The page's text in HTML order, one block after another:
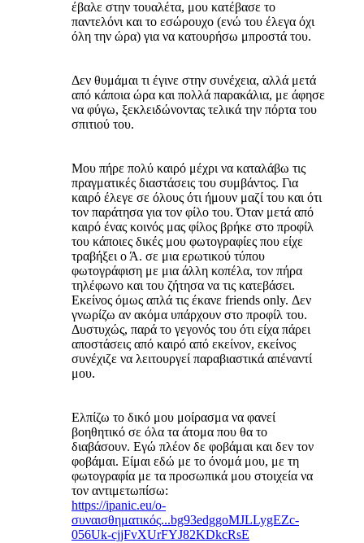
έβαλε στην τουαλέτα, μου κατέβασε το
παντελόνι και το εσώρουχο (ενώ του έλεγα όχι
όλη την ώρα) για να κατουρήσω μπροστά του.
Δεν θυμάμαι τι έγινε στην συνέχεια, αλλά μετά
από κάποια ώρα και πολλά παρακάλια, με άφησε
να φύγω, ξεκλειδώνοντας τελικά την πόρτα του
σπιτιού του.
Μου πήρε πολύ καιρό μέχρι να καταλάβω τις
πραγματικές διαστάσεις του συμβάντος. Για
καιρό έλεγε σε όλους ότι ήμουν μαζί του και ότι
τον παράτησα για τον φίλο του. Όταν μετά από
καιρό ένας κοινός μας φίλος βρήκε στο προφίλ
του κάποιες δικές μου φωτογραφίες που είχε
τραβήξει ο Ά. σε μια ερωτικού τύπου
φωτογράφιση με μια άλλη κοπέλα, τον πήρα
τηλέφωνο και του ζήτησα να τις κατεβάσει.
Εκείνος όμως απλά τις έκανε friends only. Δεν
γνωρίζω αν ακόμα υπάρχουν στο προφίλ του.
Δυστυχώς, παρά το γεγονός του ότι είχα πάρει
αποστάσεις από καιρό από εκείνον, εκείνος
συνέχιζε να λειτουργεί παραβιαστικά απέναντί
μου.
Ελπίζω το δικό μου μοίρασμα να φανεί
βοηθητικό σε όλα τα άτομα που θα το
διαβάσουν. Εγώ πλέον δε φοβάμαι και δεν τον
φοβάμαι. Είμαι εδώ με το όνομά μου, με τη
φωτογραφία με τα προσωπικά μου στοιχεία να
τον αντιμετωπίσω:
https://ipanic.eu/ο-
συναισθηματικός...bg93edggoMJLLygEZc-
056Uk-cjjFvXUrFYJ82KDkcRsE